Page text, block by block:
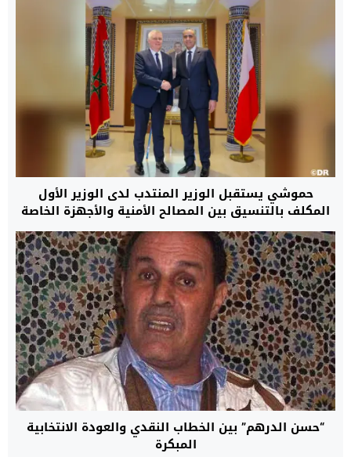
حموشي يستقبل الوزير المنتدب لدى الوزير الأول
المكلف بالتنسيق بين المصالح الأمنية والأجهزة الخاصة
بدولة بولونيا
“حسن الدرهم” بين الخطاب النقدي والعودة الانتخابية
المبكرة